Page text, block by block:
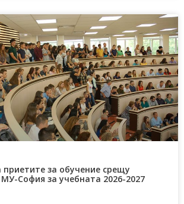
приетите за обучение срещу
София за учебната 2026-2027